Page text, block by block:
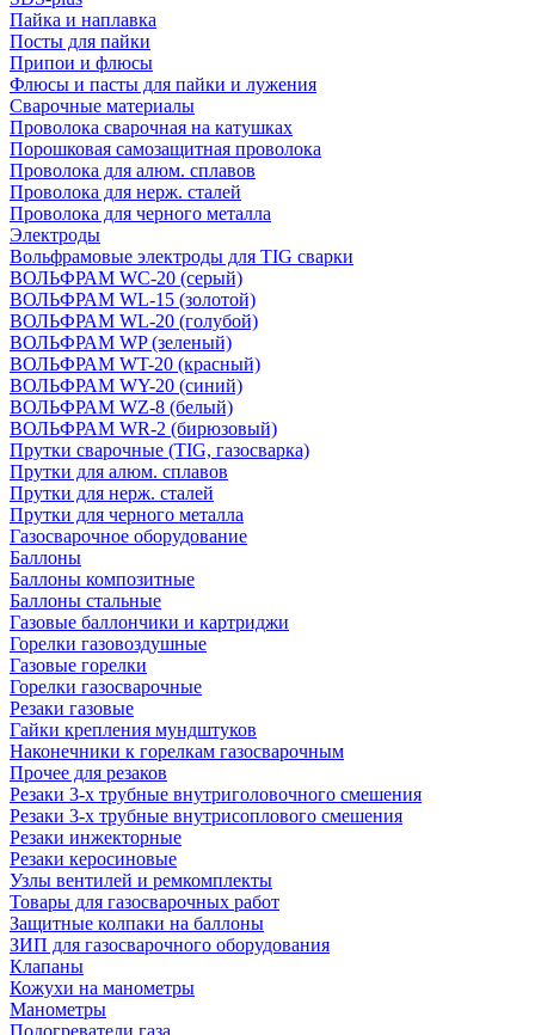
Пайка и наплавка
Посты для пайки
Припои и флюсы
Флюсы и пасты для пайки и лужения
Сварочные материалы
Проволока сварочная на катушках
Порошковая самозащитная проволока
Проволока для алюм. сплавов
Проволока для нерж. сталей
Проволока для черного металла
Электроды
Вольфрамовые электроды для TIG сварки
ВОЛЬФРАМ WC-20 (серый)
ВОЛЬФРАМ WL-15 (золотой)
ВОЛЬФРАМ WL-20 (голубой)
ВОЛЬФРАМ WP (зеленый)
ВОЛЬФРАМ WT-20 (красный)
ВОЛЬФРАМ WY-20 (синий)
ВОЛЬФРАМ WZ-8 (белый)
ВОЛЬФРАМ WR-2 (бирюзовый)
Прутки сварочные (TIG, газосварка)
Прутки для алюм. сплавов
Прутки для нерж. сталей
Прутки для черного металла
Газосварочное оборудование
Баллоны
Баллоны композитные
Баллоны стальные
Газовые баллончики и картриджи
Горелки газовоздушные
Газовые горелки
Горелки газосварочные
Резаки газовые
Гайки крепления мундштуков
Наконечники к горелкам газосварочным
Прочее для резаков
Резаки 3-х трубные внутриголовочного смешения
Резаки 3-х трубные внутрисоплового смешения
Резаки инжекторные
Резаки керосиновые
Узлы вентилей и ремкомплекты
Товары для газосварочных работ
Защитные колпаки на баллоны
ЗИП для газосварочного оборудования
Клапаны
Кожухи на манометры
Манометры
Подогреватели газа